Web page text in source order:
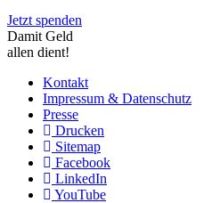
Jetzt spenden
Damit Geld
allen dient!
Kontakt
Impressum & Datenschutz
Presse
Drucken
Sitemap
Facebook
LinkedIn
YouTube